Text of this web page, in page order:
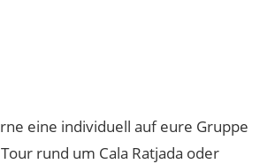
eine individuell auf eure Gruppe
rund um Cala Ratjada oder